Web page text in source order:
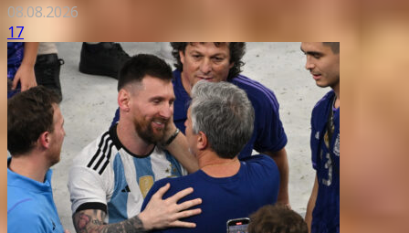
08.08.2026
17